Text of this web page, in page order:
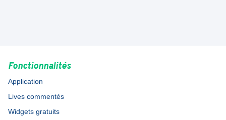
Fonctionnalités
Application
Lives commentés
Widgets gratuits